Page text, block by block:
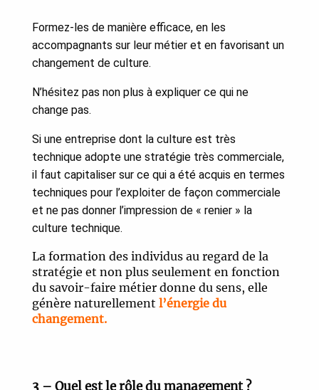
Formez-les de manière efficace, en les
accompagnants sur leur métier et en favorisant un
changement de culture.
N’hésitez pas non plus à expliquer ce qui ne
change pas.
Si une entreprise dont la culture est très
technique adopte une stratégie très commerciale,
il faut capitaliser sur ce qui a été acquis en termes
techniques pour l’exploiter de façon commerciale
et ne pas donner l’impression de « renier » la
culture technique.
La formation des individus au regard de la
stratégie et non plus seulement en fonction
du savoir-faire métier donne du sens, elle
génère naturellement l’énergie du
changement.
3 – Quel est le rôle du management ?